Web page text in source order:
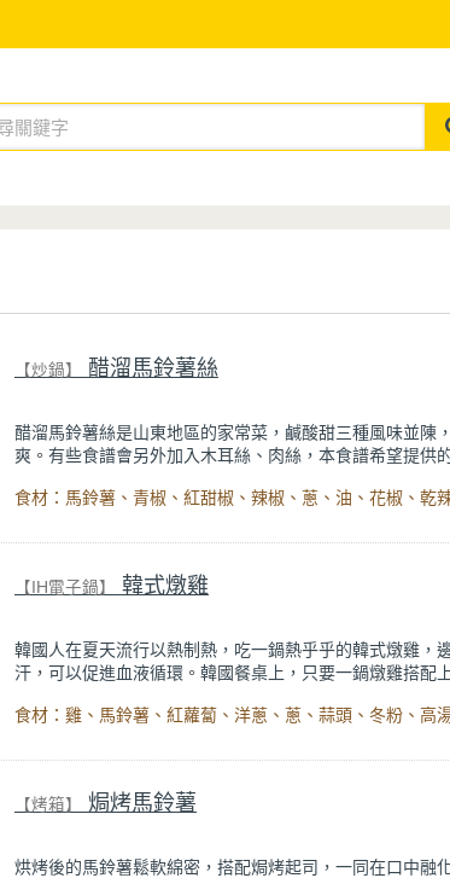
【炒鍋】 醋溜馬鈴薯絲
醋溜馬鈴薯絲是山東地區的家常菜，鹹酸甜三種風味並陳
爽。有些食譜會另外加入木耳絲、肉絲，本食譜希望提供
於醋溜料理較酸，使用頂級不鏽鋼炒鍋料理，也更安心。
【IH電子鍋】 韓式燉雞
韓國人在夏天流行以熱制熱，吃一鍋熱乎乎的韓式燉雞，
汗，可以促進血液循環。韓國餐桌上，只要一鍋燉雞搭配
鍋、石頭鍋等等熬煮，IH智能定溫電子鍋的智慧烹煮模式
可免看顧、自動完成。
【烤箱】 焗烤馬鈴薯
烘烤後的馬鈴薯鬆軟綿密，搭配焗烤起司，一同在口中融